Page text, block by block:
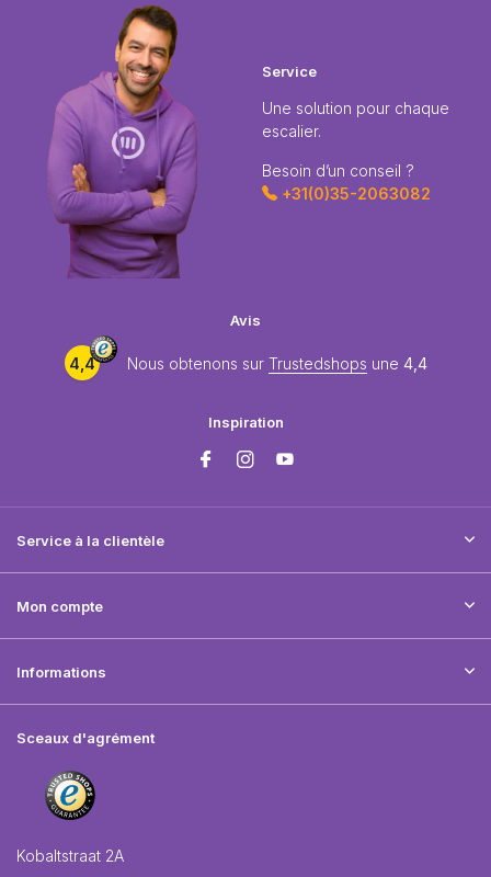
Service
Une solution pour chaque
escalier.
Besoin d’un conseil ?
+31(0)35-2063082
Avis
4,4 Nous obtenons sur Trustedshops une 4,4
Inspiration
Service à la clientèle
Mon compte
Informations
Sceaux d'agrément
Kobaltstraat 2A